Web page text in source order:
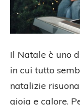
Il Natale è uno
in cui tutto
natalizie
gioia e calore.